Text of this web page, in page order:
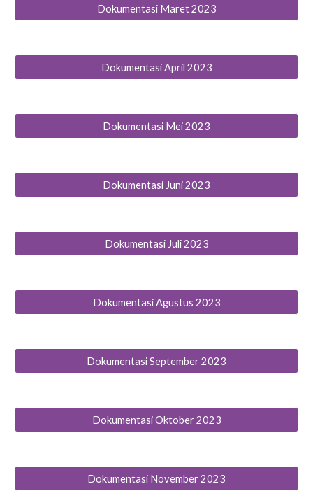
Dokumentasi Maret 2023
Dokumentasi April 2023
Dokumentasi Mei 2023
Dokumentasi Juni 2023
Dokumentasi Juli 2023
Dokumentasi Agustus 2023
Dokumentasi September 2023
Dokumentasi Oktober 2023
Dokumentasi November 2023